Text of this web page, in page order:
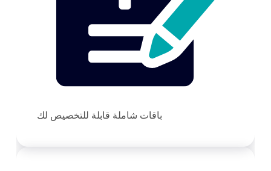
باقات شاملة قابلة للتخصيص لك